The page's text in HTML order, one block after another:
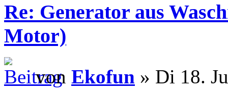
Re: Generator aus
Motor)
von Ekofun » Di 18.